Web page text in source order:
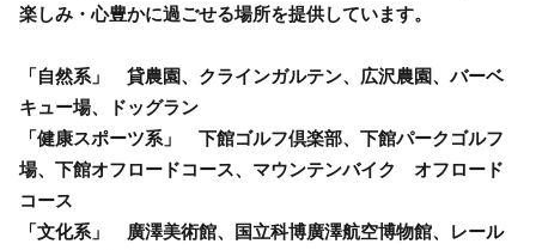
楽しみ・心豊かに過ごせる場所を提供しています。
「自然系」 貸農園、クラインガルテン、広沢農園、バーベ
キュー場、ドッグラン
「健康スポーツ系」 下館ゴルフ倶楽部、下館パークゴルフ
場、下館オフロードコース、マウンテンバイク オフロード
コース
「文化系」 廣澤美術館、国立科博廣澤航空博物館、レール